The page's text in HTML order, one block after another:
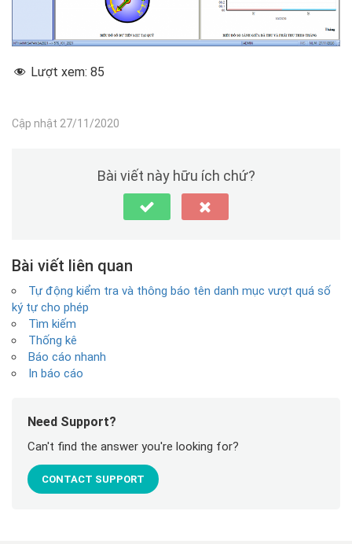
Lượt xem: 85
Cập nhật 27/11/2020
Bài viết này hữu ích chứ?
Bài viết liên quan
Tự động kiểm tra và thông báo tên danh mục vượt quá số
ký tự cho phép
Tìm kiếm
Thống kê
Báo cáo nhanh
In báo cáo
Need Support?
Can't find the answer you're looking for?
CONTACT SUPPORT